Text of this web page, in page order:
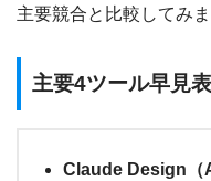
主要競合と比較してみま
主要4ツール早見表
Claude Design（